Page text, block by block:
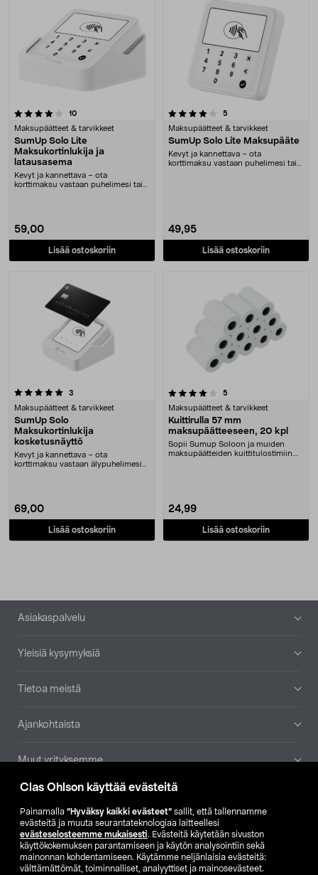
Clas Ohlson käyttää evästeitä
Painamalla ”Hyväksy kaikki evästeet” sallit, että tallennamme
evästeitä ja muuta seurantateknologiaa laitteellesi
evästeselosteemme mukaisesti. Evästeitä käytetään sivuston
käyttökokemuksen parantamiseen ja käytön analysointiin sekä
mainonnan kohdentamiseen. Käytämme neljänlaisia evästeitä:
välttämättömät, toiminnalliset, analyyttiset ja mainosevästeet.
10arvostelut
Maksupäätteet & tarvikkeet
SumUp Solo Lite
Maksukortinlukija ja
latausasema
Kevyt ja kannettava – ota
korttimaksu vastaan puhelimesi tai
59,00
Lisää ostoskoriin
4.0 viidestä tähdestä 5
Maksupäätteet & tarvikkeet
SumUp Solo Lite Maksupääte
Kevyt ja kannettava – ota
korttimaksu vastaan puhelimesi tai
49,95
Lisää ostoskoriin
3
Maksupäätteet & tarvikkeet
SumUp Solo
Maksukortinlukija
kosketusnäyttö
Kevyt ja kannettava – ota
korttimaksu vastaan älypuhelimesi
69,00
Lisää ostoskoriin
4.0 viidestä tähdestä 5
Maksupäätteet & tarvikkeet
Kuittirulla 57 mm
maksupäätteeseen, 20 kpl
Sopii Sumup Soloon ja muiden
maksupäätteiden kuittitulostimiin.
24,99
Lisää ostoskoriin
Alatunniste
Asiakaspalvelu
Yleisiä kysymyksiä
Tietoa meistä
Ajankohtaista
Muut yrityksemme
Etsi myymälä
SE NO FI
FI SV